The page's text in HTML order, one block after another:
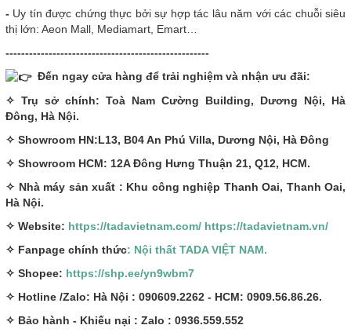
- Uy tín được chứng thực bởi sự hợp tác lâu năm với các chuỗi siêu
thị lớn: Aeon Mall, Mediamart, Emart…
----------------------------------------------------
Đến ngay cửa hàng để trải nghiệm và nhận ưu đãi:
✧ Trụ sở chính: Toà Nam Cường Building, Dương Nội, Hà
Đông, Hà Nội.
✧ Showroom HN:L13, B04 An Phú Villa, Dương Nội, Hà Đông
✧ Showroom HCM: 12A Đông Hưng Thuận 21, Q12, HCM.
✧ Nhà máy sản xuất : Khu công nghiệp Thanh Oai, Thanh Oai,
Hà Nội.
✧ Website: https://tadavietnam.com/ https://tadavietnam.vn/
✧ Fanpage chính thức: Nội thất TADA VIỆT NAM.
✧ Shopee: https://shp.ee/yn9wbm7
✧ Hotline /Zalo: Hà Nội : 090609.2262 - HCM: 0909.56.86.26.
✧ Bảo hành - Khiếu nại : Zalo : 0936.559.552